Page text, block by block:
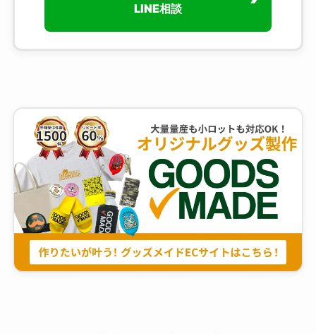
LINE相談